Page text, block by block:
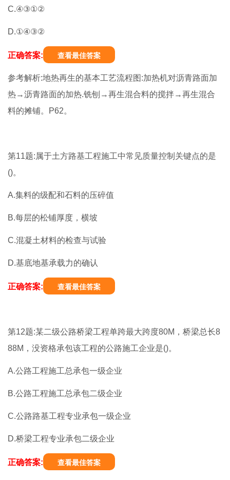
C.④③①②
D.①④③②
正确答案: 查看最佳答案
参考解析:地热再生的基本工艺流程图:加热机对沥青路面加
热→沥青路面的加热.铣刨→再生混合料的搅拌→再生混合
料的摊铺。P62。
第11题:属于土方路基工程施工中常见质量控制关键点的是
()。
A.集料的级配和石料的压碎值
B.每层的松铺厚度，横坡
C.混凝土材料的检查与试验
D.基底地基承载力的确认
正确答案: 查看最佳答案
第12题:某二级公路桥梁工程单跨最大跨度80M，桥梁总长8
88M，没资格承包该工程的公路施工企业是()。
A.公路工程施工总承包一级企业
B.公路工程施工总承包二级企业
C.公路路基工程专业承包一级企业
D.桥梁工程专业承包二级企业
正确答案: 查看最佳答案